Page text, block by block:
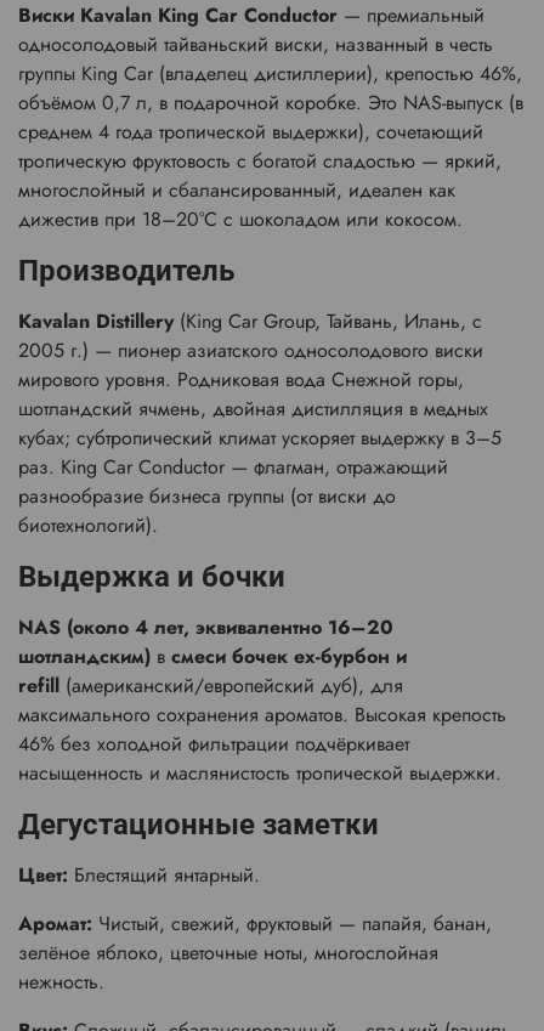
Виски Kavalan King Car Conductor — премиальный
односолодовый тайваньский виски, названный в честь
группы King Car (владелец дистиллерии), крепостью 46%,
объёмом 0,7 л, в подарочной коробке. Это NAS-выпуск (в
среднем 4 года тропической выдержки), сочетающий
тропическую фруктовость с богатой сладостью — яркий,
многослойный и сбалансированный, идеален как
дижестив при 18–20°C с шоколадом или кокосом.
Производитель
Kavalan Distillery (King Car Group, Тайвань, Илань, с
2005 г.) — пионер азиатского односолодового виски
мирового уровня. Родниковая вода Снежной горы,
шотландский ячмень, двойная дистилляция в медных
кубах; субтропический климат ускоряет выдержку в 3–5
раз. King Car Conductor — флагман, отражающий
разнообразие бизнеса группы (от виски до
биотехнологий).
Выдержка и бочки
NAS (около 4 лет, эквивалентно 16–20
шотландским) в смеси бочек ex-бурбон и
refill (американский/европейский дуб), для
максимального сохранения ароматов. Высокая крепость
46% без холодной фильтрации подчёркивает
насыщенность и маслянистость тропической выдержки.
Дегустационные заметки
Цвет: Блестящий янтарный.
Аромат: Чистый, свежий, фруктовый — папайя, банан,
зелёное яблоко, цветочные ноты, многослойная
нежность.